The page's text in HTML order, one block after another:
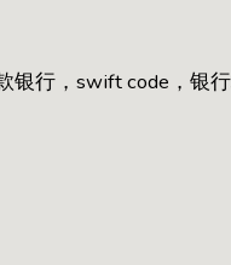
行，swift code，银行